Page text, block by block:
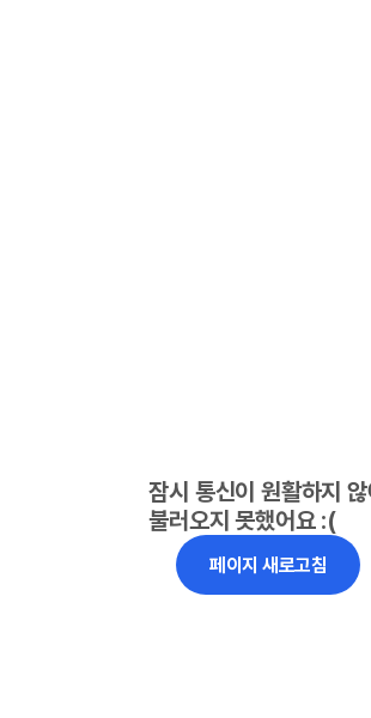
잠시 통신이 원활하지
불러오지 못했어요 :(
페이지 새로고침